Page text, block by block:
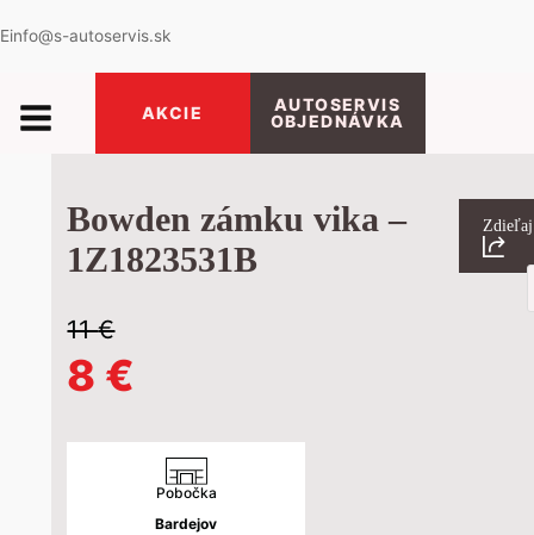
Einfo@s-autoservis.sk
AKCIE
AUTOSERVIS
OBJEDNÁVKA
Bowden zámku vika –
1Z1823531B
Zdieľaj
11€
Pôvodná
cena
bola:
8 €
cena
je:
Pobočka
Bardejov